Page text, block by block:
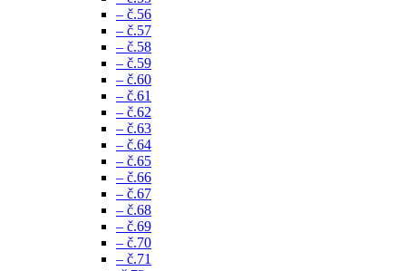
– č.56
– č.57
– č.58
– č.59
– č.60
– č.61
– č.62
– č.63
– č.64
– č.65
– č.66
– č.67
– č.68
– č.69
– č.70
– č.71